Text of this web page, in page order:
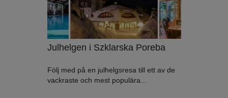
Julhelgen i Szklarska Poreba
Följ med på en julhelgsresa till ett av de
vackraste och mest populära...